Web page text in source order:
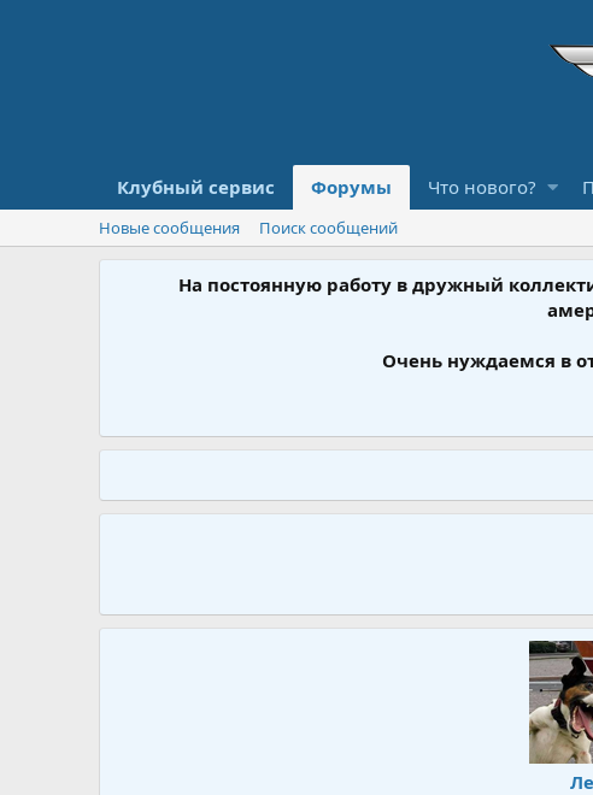
Клубный сервис Форумы Что нового?
Новые сообщения Поиск сообщений
На постоянную работу в дружный
Очень нуждаемся в